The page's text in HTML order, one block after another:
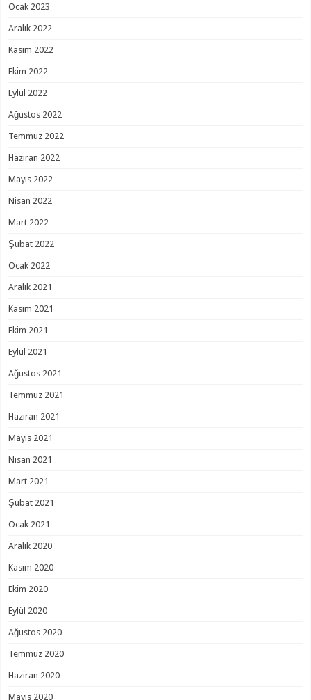
Ocak 2023
Aralık 2022
Kasım 2022
Ekim 2022
Eylül 2022
Ağustos 2022
Temmuz 2022
Haziran 2022
Mayıs 2022
Nisan 2022
Mart 2022
Şubat 2022
Ocak 2022
Aralık 2021
Kasım 2021
Ekim 2021
Eylül 2021
Ağustos 2021
Temmuz 2021
Haziran 2021
Mayıs 2021
Nisan 2021
Mart 2021
Şubat 2021
Ocak 2021
Aralık 2020
Kasım 2020
Ekim 2020
Eylül 2020
Ağustos 2020
Temmuz 2020
Haziran 2020
Mayıs 2020